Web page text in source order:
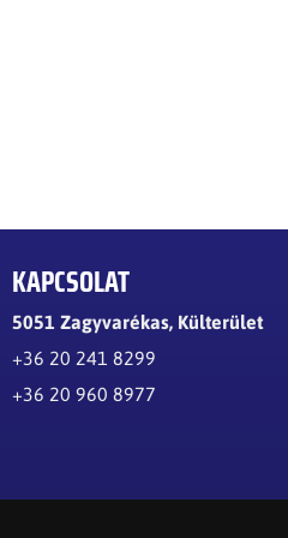
KAPCSOLAT
5051 Zagyvarékas, Külterület
+36 20 241 8299
+36 20 960 8977